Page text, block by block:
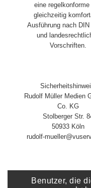
eine regelkonforme
gleichzeitig
Ausführung nach DIN
und
Vorschriften.
Rudolf Müller Medien
Co. KG
Stolberger Str.
50933 Köln
rudolf-
Benutzer, die